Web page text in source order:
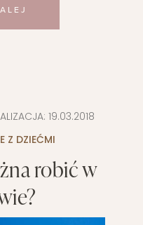
19.03.2018
Z DZIEĆMI
robić w